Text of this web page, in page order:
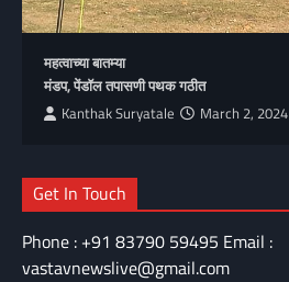
महत्वाच्या बातम्या
मंडप, पेंडॉल तपासणी पथक गठीत
Kanthak Suryatale March 2, 2024
Get In Touch
Phone : +91 83790 59495 Email :
vastavnewslive@gmail.com